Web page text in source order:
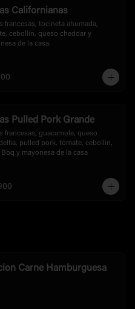
Californianas
francesas, tocineta ahumada,
cebollín, queso cheddar y
de la casa.
Pulled Pork Grande
francesas, guacamole, queso
pulled pork, tomate, cebollin,
Bbq y mayonesa de la casa
Carne Hamburguesa